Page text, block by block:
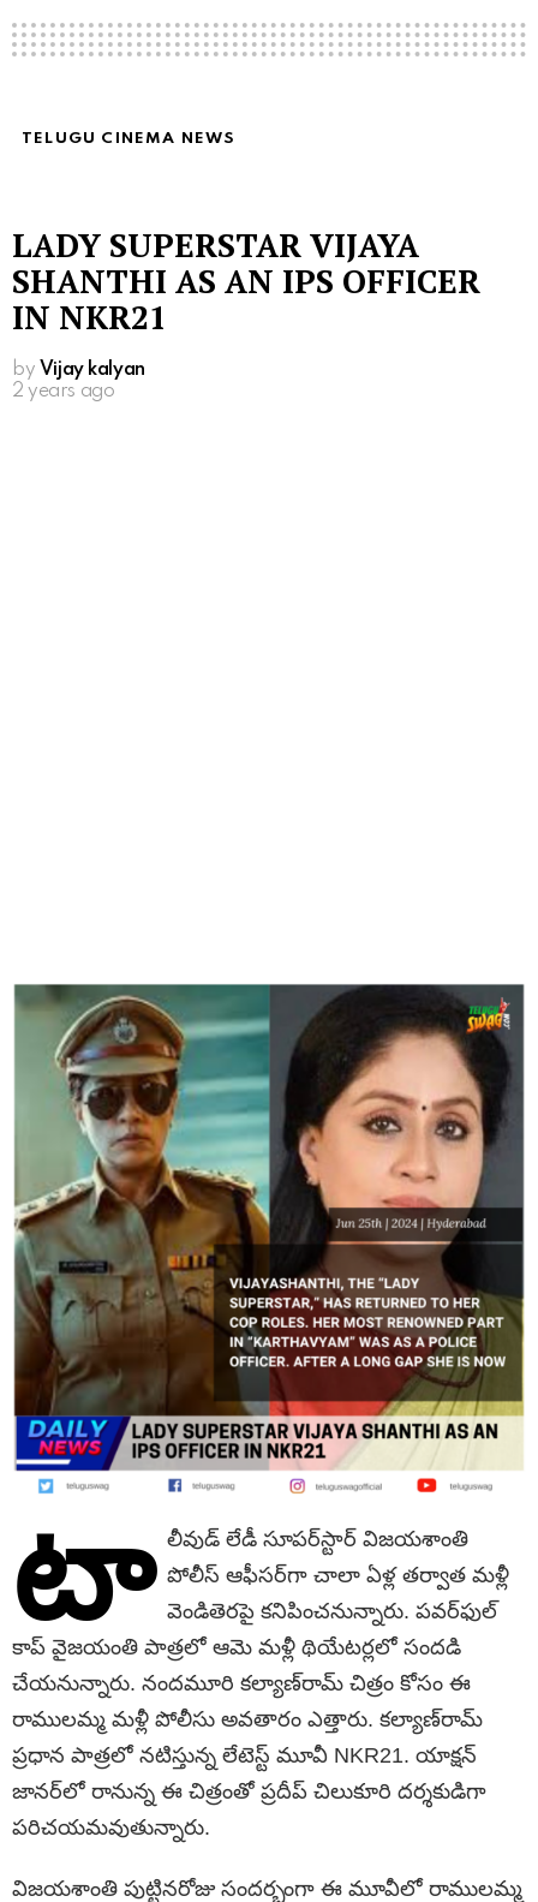
TELUGU CINEMA NEWS
LADY SUPERSTAR VIJAYA
SHANTHI AS AN IPS OFFICER
IN NKR21
by Vijay kalyan
2 years ago
టా లీవుడ్ లేడీ సూపర్​స్టార్ విజయశాంతి
పోలీస్​ ఆఫీసర్​గా చాలా ఏళ్ల తర్వాత మళ్లీ
వెండితెరపై కనిపించనున్నారు. పవర్​ఫుల్
కాప్ వైజయంతి పాత్రలో ఆమె మళ్లీ థియేటర్లలో సందడి
చేయనున్నారు. నందమూరి కల్యాణ్​రామ్ చిత్రం కోసం ఈ
రాములమ్మ మళ్లీ పోలీసు అవతారం ఎత్తారు. క‌ల్యాణ్‌రామ్
ప్ర‌ధాన పాత్ర‌లో న‌టిస్తున్న లేటెస్ట్ మూవీ NKR21. యాక్షన్​
జానర్‌లో రానున్న ఈ చిత్రంతో ప్రదీప్ చిలుకూరి దర్శకుడిగా
పరిచయమవుతున్నారు.
విజ‌య‌శాంతి పుట్టినరోజు సంద‌ర్భంగా ఈ మూవీలో రాముల‌మ్మ